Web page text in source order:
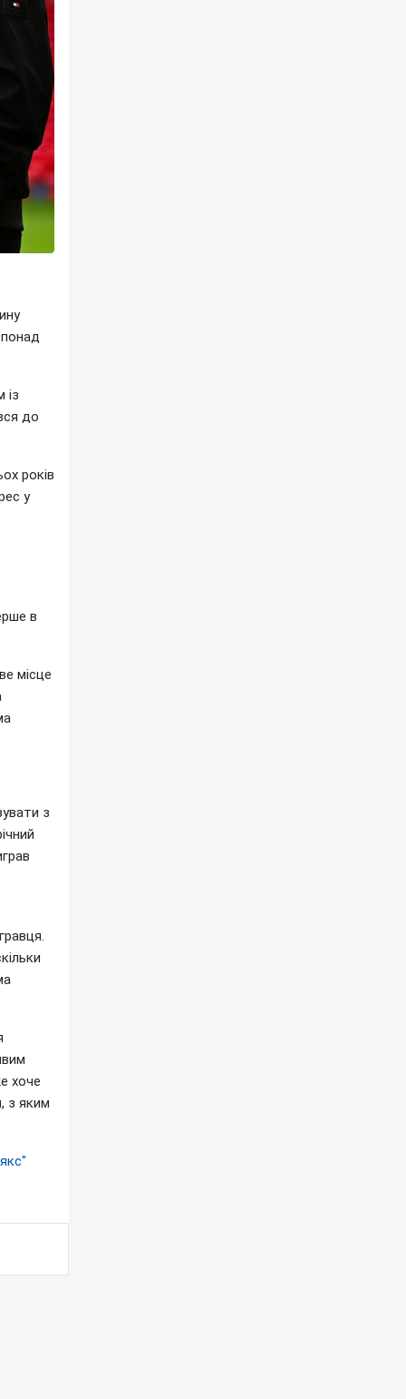
понад
із
до
років
у
в
місце
з
хоче
з яким